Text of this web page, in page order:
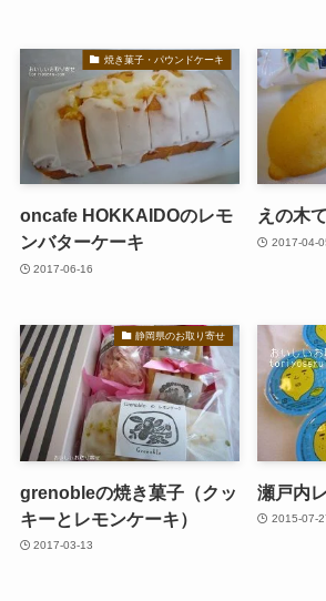
焼き菓子・パウンドケーキ
oncafe HOKKAIDOのレモ
ンバターケーキ
2017-06-16
えの木
2017-04-
静岡県のお取り寄せ
grenobleの焼き菓子（クッ
キーとレモンケーキ）
2017-03-13
瀬戸内
2015-07-